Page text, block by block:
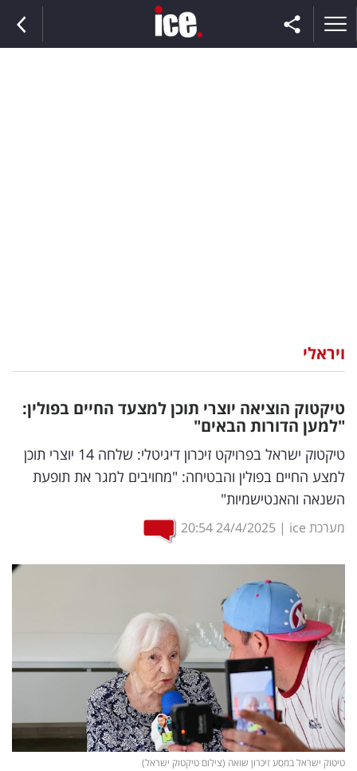
וצרכנות
דיגיטל
וטק
שיווק
ופרסום
ומחקרים
דעות
רכילות
עסקית
קריפטו
ויראלי
טיקטוק הוציאה יוצרי תוכן למצעד החיים בפולין:
"למען הדורות הבאים"
טיקטוק ישראל בפרויקט זיכרון דיגיטלי: שלחה 14 יוצרי תוכן
למצע החיים בפולין והבטיחה: "מחויבים למגר את תופעת
השנאה והאנטישמיות"
מערכת ice |
24/4/2025
20:54
טיטוק ישראל במסע זיכרון שואה (צילום טיקטוק ישראל)